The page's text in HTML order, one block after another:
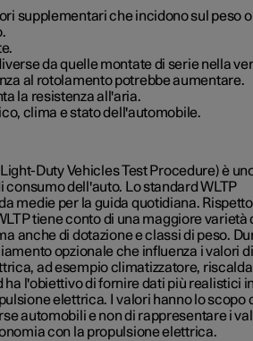
supplementari che incidono sul peso
da quelle montate di serie nella
al rotolamento potrebbe aumentare.
la resistenza all'aria.
clima e stato dell'automobile.
Duty Vehicles Test Procedure) è
dell'auto. Lo standard WLTP
medie per la guida quotidiana.
tiene conto di una maggiore varietà
anche di dotazione e classi di peso.
opzionale che influenza i valori di
ad esempio climatizzatore,
ha l'obiettivo di fornire dati più realistici
elettrica. I valori hanno lo scopo
automobili e non di rappresentare i
con la propulsione elettrica.